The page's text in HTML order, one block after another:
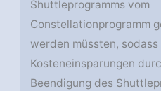
Shuttleprogramms vom
Constellationprogramm
werden müssten, sodass
Kosteneinsparungen
Beendigung des